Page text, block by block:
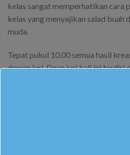
kelas sangat memperhatikan cara
kelas yang menyajikan salad buah
muda.
Tepat pukul 10.00 semua hasil
dewan juri. Dean juri kali ini terdiri
Resmi, S.Pd M.Sc, Miss Fitri